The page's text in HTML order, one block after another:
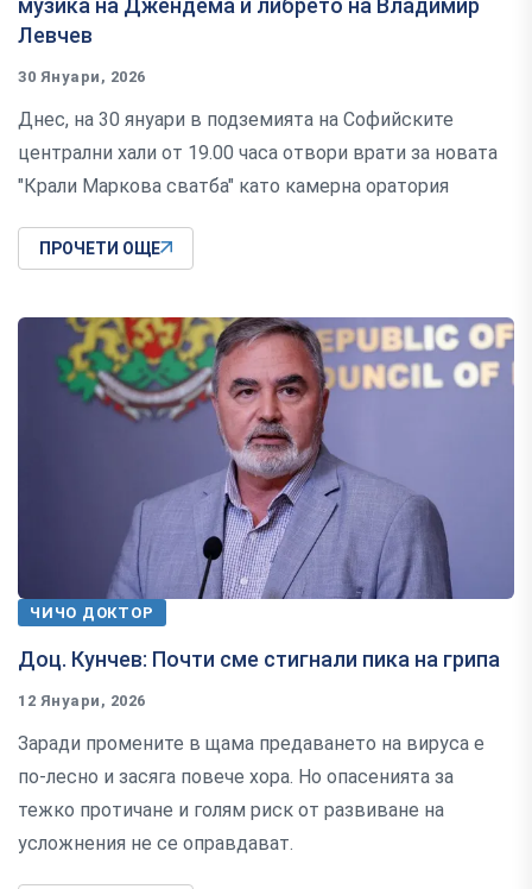
музика на Джендема и либрето на Владимир
Левчев
30 Януари, 2026
Днес, на 30 януари в подземията на Софийските
централни хали от 19.00 часа отвори врати за новата
"Крали Маркова сватба" като камерна оратория
ПРОЧЕТИ ОЩЕ
ЧИЧО ДОКТОР
Доц. Кунчев: Почти сме стигнали пика на грипа
12 Януари, 2026
Заради промените в щама предаването на вируса е
по-лесно и засяга повече хора. Но опасенията за
тежко протичане и голям риск от развиване на
усложнения не се оправдават.